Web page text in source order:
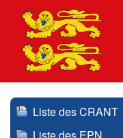
Liste des CRANT